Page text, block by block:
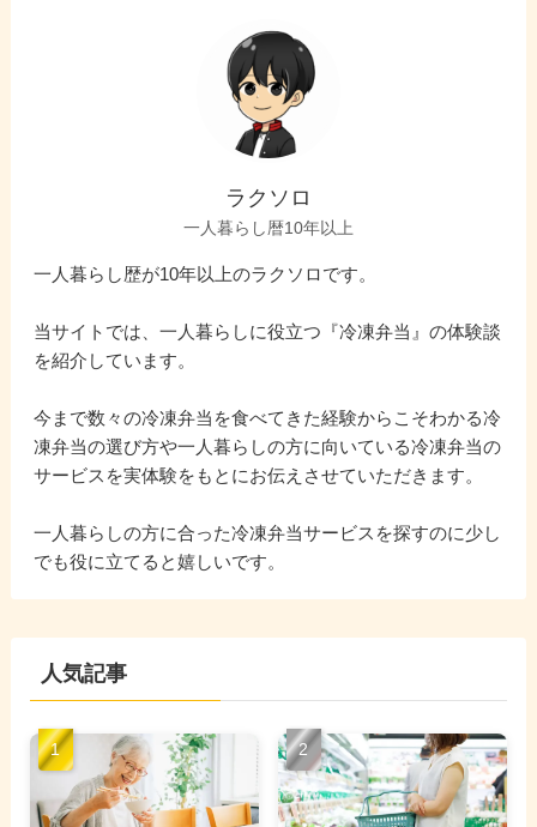
ラクソロ
一人暮らし暦10年以上
一人暮らし歴が10年以上のラクソロです。
当サイトでは、一人暮らしに役立つ『冷凍弁当』の体験談
を紹介しています。
今まで数々の冷凍弁当を食べてきた経験からこそわかる冷
凍弁当の選び方や一人暮らしの方に向いている冷凍弁当の
サービスを実体験をもとにお伝えさせていただきます。
一人暮らしの方に合った冷凍弁当サービスを探すのに少し
でも役に立てると嬉しいです。
人気記事